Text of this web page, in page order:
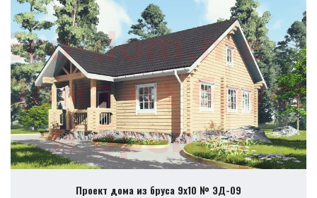
Проект дома из бруса 9х10 № ЭД-09